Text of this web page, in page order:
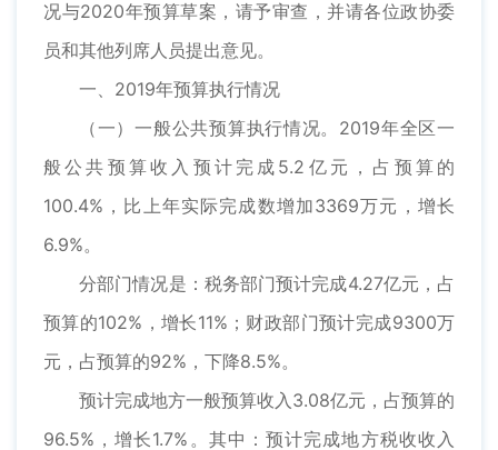
况与2020年预算草案，请予审查，并请各位政协委
员和其他列席人员提出意见。
一、2019年预算执行情况
（一）一般公共预算执行情况。2019年全区一
般公共预算收入预计完成5.2亿元，占预算的
100.4%，比上年实际完成数增加3369万元，增长
6.9%。
分部门情况是：税务部门预计完成4.27亿元，占
预算的102%，增长11%；财政部门预计完成9300万
元，占预算的92%，下降8.5%。
预计完成地方一般预算收入3.08亿元，占预算的
96.5%，增长1.7%。其中：预计完成地方税收收入